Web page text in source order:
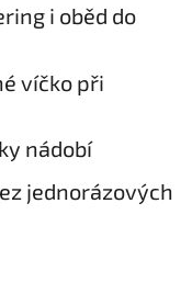
i oběd do
víčko při
nádobí
jednorázových